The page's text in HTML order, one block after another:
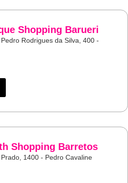
Shopping Barueri
Rodrigues da Silva, 400 -
Shopping Barretos
1400 - Pedro Cavaline